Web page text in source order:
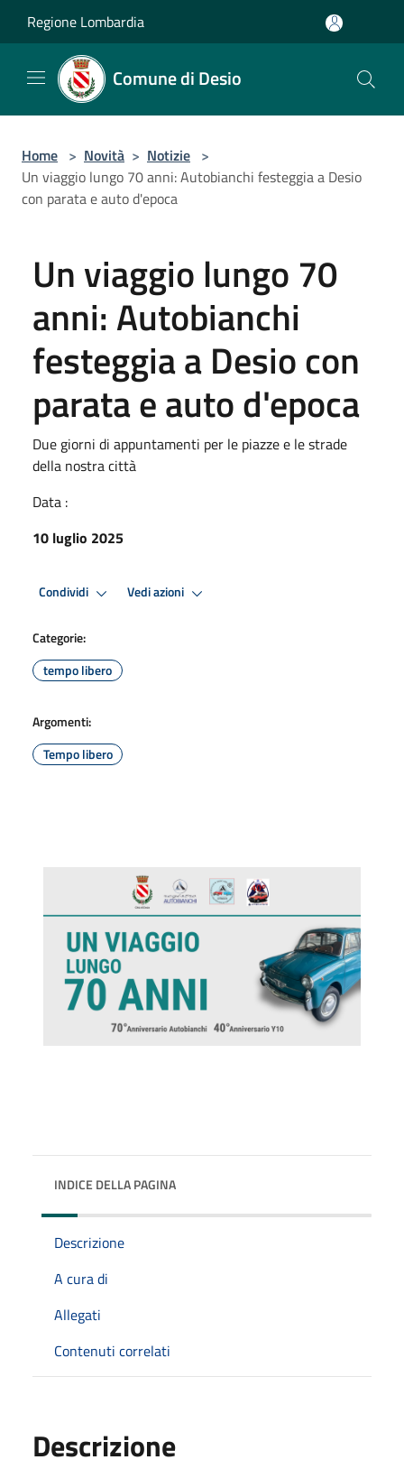
Regione Lombardia
Comune di Desio
Home > Novità > Notizie >
Un viaggio lungo 70 anni: Autobianchi festeggia a Desio
con parata e auto d'epoca
Un viaggio lungo 70
anni: Autobianchi
festeggia a Desio con
parata e auto d'epoca
Due giorni di appuntamenti per le piazze e le strade
della nostra città
Data :
10 luglio 2025
Condividi Vedi azioni
Categorie:
tempo libero
Argomenti:
Tempo libero
INDICE DELLA PAGINA
Descrizione
A cura di
Allegati
Contenuti correlati
Descrizione